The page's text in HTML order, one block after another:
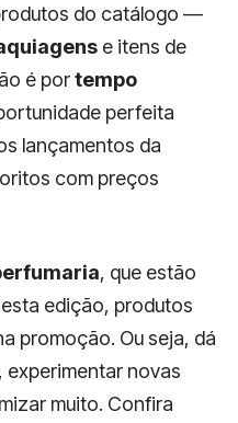
do catálogo —
e itens de
é portempo
perfeita
lançamentos da
com preços
, que estão
edição, produtos
promoção. Ou seja, dá
experimentar novas
muito. Confira